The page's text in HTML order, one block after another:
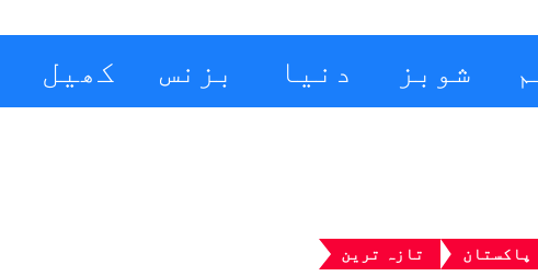
شوبز دنیا بزنس کھیل
پاکستان تازہ ترین